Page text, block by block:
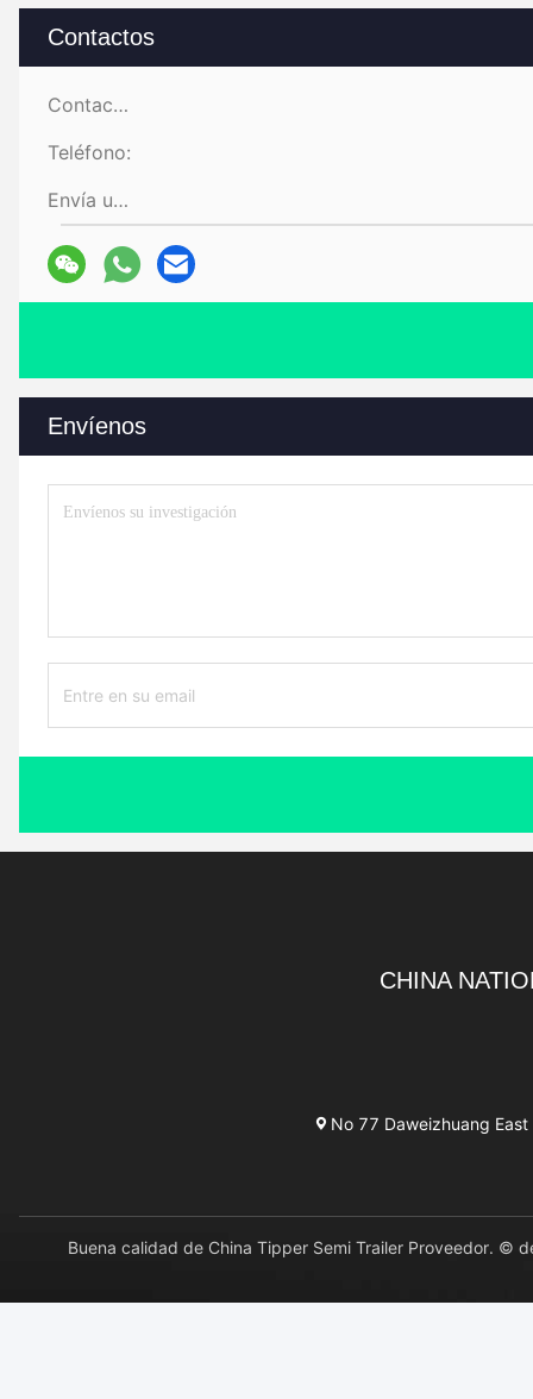
Contactos
Contactos:
Teléfono:
Envía un fax.:
Envíenos
CHINA
No 77 Daweizhuang
Buena calidad de China Tipper Semi Trailer Proveedor. ©